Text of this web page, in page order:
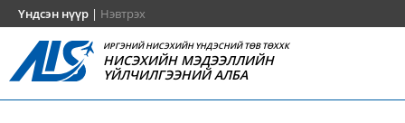
Үндсэн нүүр | Нэвтрэх
ИРГЭНИЙ НИСЭХИЙН ҮНДЭСНИЙ ТӨВ ТӨХХК
НИСЭХИЙН МЭДЭЭЛЛИЙН
ҮЙЛЧИЛГЭЭНИЙ АЛБА